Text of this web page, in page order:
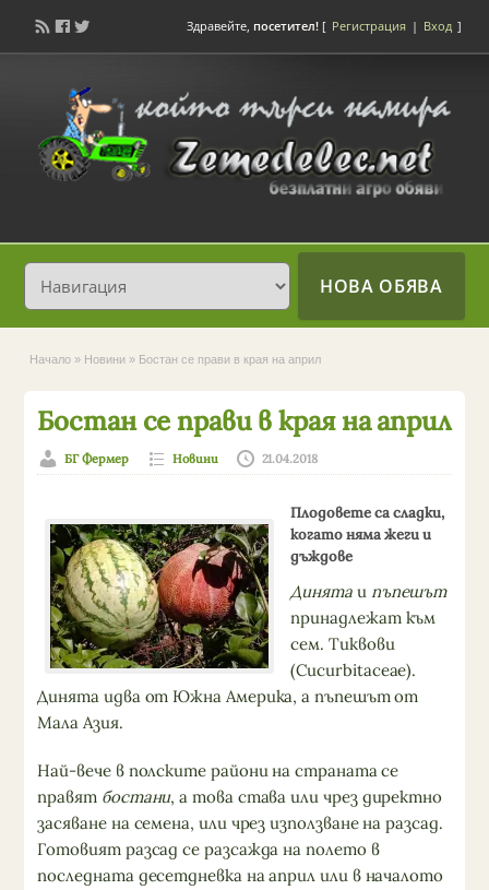
Здравейте, посетител! [ Регистрация | Вход ]
НОВА ОБЯВА
Начало » Новини » Бостан се прави в края на април
Бостан се прави в края на април
БГ Фермер Новини 21.04.2018
Плодовете са сладки,
когато няма жеги и
дъждове
Динятаипъпешът
принадлежат към
сем. Тиквови
(Cucurbitaceаe).
Динята идва от Южна Америка, а пъпешът от
Мала Азия.
Най-вече в полските райони на страната се
правят бостани, а това става или чрез директно
засяване на семена, или чрез използване на разсад.
Готовият разсад се разсажда на полето в
последната десетдневка на април или в началото